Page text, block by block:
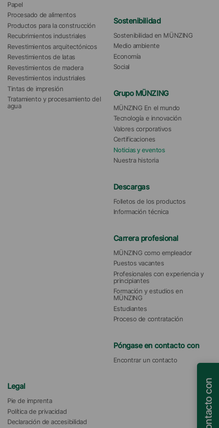
Papel
Procesado de alimentos
Productos para la construcción
Recubrimientos industriales
Revestimientos arquitectónicos
Revestimientos de latas
Revestimientos de madera
Revestimientos industriales
Tintas de impresión
Tratamiento y procesamiento del
agua
Sostenibilidad
Sostenibilidad en MÜNZING
Medio ambiente
Economía
Social
Grupo MÜNZING
MÜNZING En el mundo
Tecnología e innovación
Valores corporativos
Certificaciones
Noticias y eventos
Nuestra historia
Descargas
Folletos de los productos
Información técnica
Carrera profesional
MÜNZING como empleador
Puestos vacantes
Profesionales con experiencia y
principiantes
Formación y estudios en
MÜNZING
Estudiantes
Proceso de contratación
Póngase en contacto con
Encontrar un contacto
Legal
Pie de imprenta
Política de privacidad
Declaración de accesibilidad